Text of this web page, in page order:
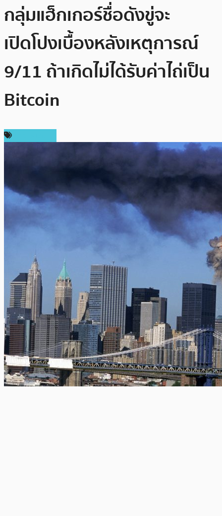
กลุ่มแฮ็กเกอร์ชื่อดังขู่จะ
เปิดโปงเบื้องหลังเหตุการณ์
9/11 ถ้าเกิดไม่ได้รับค่าไถ่เป็น
Bitcoin